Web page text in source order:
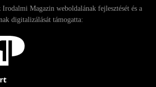
Magazin weboldalának fejlesztését és a
digitalizálását támogatta: